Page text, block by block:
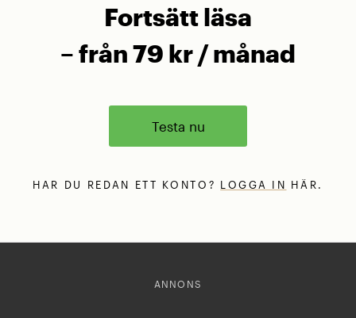
Fortsätt läsa
– från 79 kr / månad
Testa nu
HAR DU REDAN ETT KONTO? LOGGA IN HÄR.
ANNONS